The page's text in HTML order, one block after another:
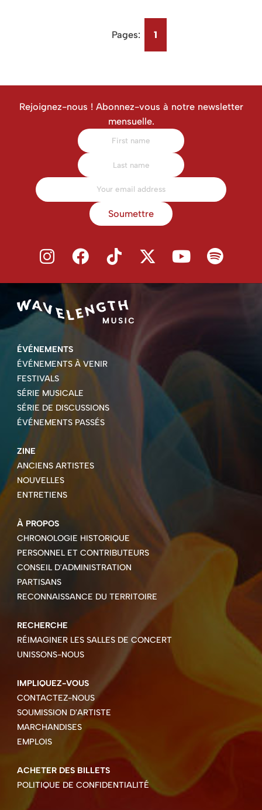
Pages: 1
Rejoignez-nous ! Abonnez-vous à notre newsletter
mensuelle.
Soumettre
ÉVÉNEMENTS
ÉVÉNEMENTS À VENIR
FESTIVALS
SÉRIE MUSICALE
SÉRIE DE DISCUSSIONS
ÉVÉNEMENTS PASSÉS
ZINE
ANCIENS ARTISTES
NOUVELLES
ENTRETIENS
À PROPOS
CHRONOLOGIE HISTORIQUE
PERSONNEL ET CONTRIBUTEURS
CONSEIL D'ADMINISTRATION
PARTISANS
RECONNAISSANCE DU TERRITOIRE
RECHERCHE
RÉIMAGINER LES SALLES DE CONCERT
UNISSONS-NOUS
IMPLIQUEZ-VOUS
CONTACTEZ-NOUS
SOUMISSION D'ARTISTE
MARCHANDISES
EMPLOIS
ACHETER DES BILLETS
POLITIQUE DE CONFIDENTIALITÉ